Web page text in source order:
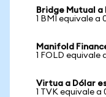
Bridge Mutual
1 BMI equivale a
Manifold
1 FOLD equivale
Virtua a Dólar
1 TVK equivale